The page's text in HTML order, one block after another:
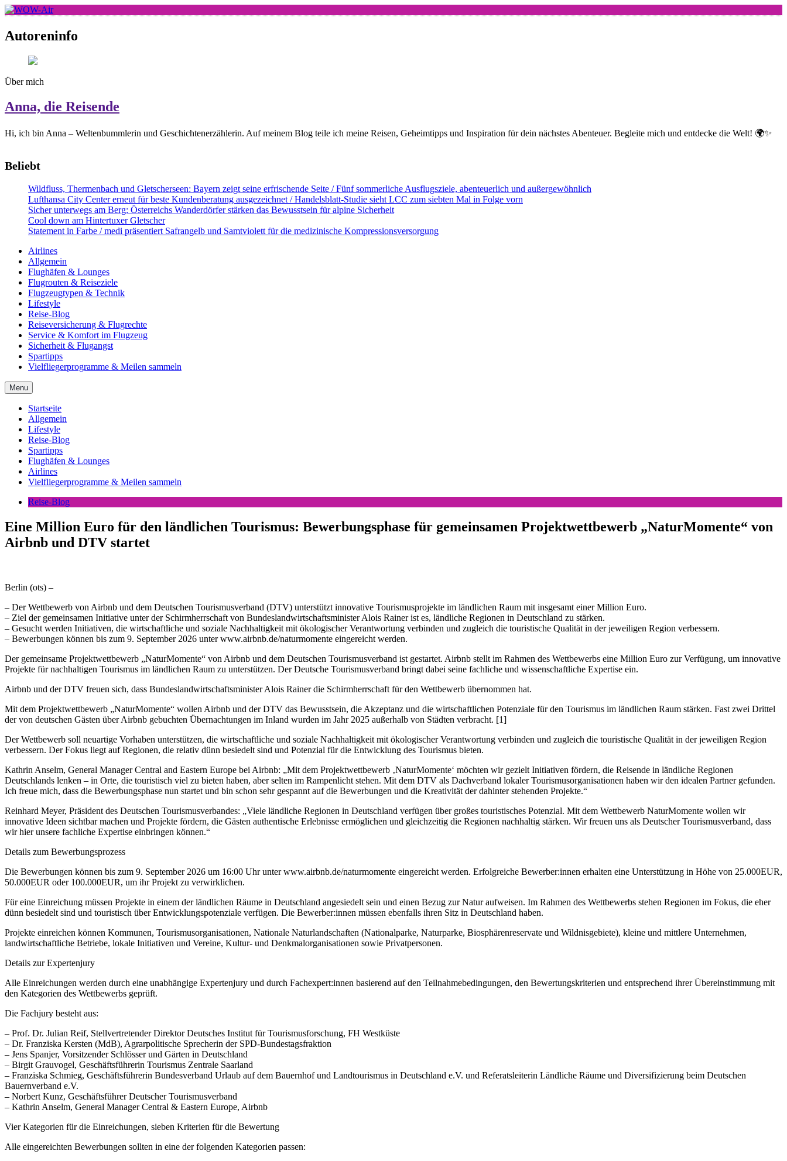
Skip
to
content
WOW-Air
Autoreninfo
Über mich
Anna, die Reisende
Hi, ich bin Anna – Weltenbummlerin und Geschichtenerzählerin. Auf meinem Blog teile ich meine Reisen, Geheimtipps und Inspiration für dein nächstes Abenteuer. Begleite mich und entdecke die Welt! 🌍✨
Beliebt
Wildfluss, Thermenbach und Gletscherseen: Bayern zeigt seine erfrischende Seite / Fünf sommerliche Ausflugsziele, abenteuerlich und außergewöhnlich
Lufthansa City Center erneut für beste Kundenberatung ausgezeichnet / Handelsblatt-Studie sieht LCC zum siebten Mal in Folge vorn
Sicher unterwegs am Berg: Österreichs Wanderdörfer stärken das Bewusstsein für alpine Sicherheit
Cool down am Hintertuxer Gletscher
Statement in Farbe / medi präsentiert Safrangelb und Samtviolett für die medizinische Kompressionsversorgung
Airlines
Allgemein
Flughäfen & Lounges
Flugrouten & Reiseziele
Flugzeugtypen & Technik
Lifestyle
Reise-Blog
Reiseversicherung & Flugrechte
Service & Komfort im Flugzeug
Sicherheit & Flugangst
Spartipps
Vielfliegerprogramme & Meilen sammeln
Menu
Startseite
Allgemein
Lifestyle
Reise-Blog
Spartipps
Flughäfen & Lounges
Airlines
Vielfliegerprogramme & Meilen sammeln
Reise-Blog
Eine Million Euro für den ländlichen Tourismus: Bewerbungsphase für gemeinsamen Projektwettbewerb „NaturMomente“ von
Airbnb und DTV startet
Berlin (ots) –
– Der Wettbewerb von Airbnb und dem Deutschen Tourismusverband (DTV) unterstützt innovative Tourismusprojekte im ländlichen Raum mit insgesamt einer Million Euro.
– Ziel der gemeinsamen Initiative unter der Schirmherrschaft von Bundeslandwirtschaftsminister Alois Rainer ist es, ländliche Regionen in Deutschland zu stärken.
– Gesucht werden Initiativen, die wirtschaftliche und soziale Nachhaltigkeit mit ökologischer Verantwortung verbinden und zugleich die touristische Qualität in der jeweiligen Region verbessern.
– Bewerbungen können bis zum 9. September 2026 unter www.airbnb.de/naturmomente eingereicht werden.
Der gemeinsame Projektwettbewerb „NaturMomente“ von Airbnb und dem Deutschen Tourismusverband ist gestartet. Airbnb stellt im Rahmen des Wettbewerbs eine Million Euro zur Verfügung, um innovative
Projekte für nachhaltigen Tourismus im ländlichen Raum zu unterstützen. Der Deutsche Tourismusverband bringt dabei seine fachliche und wissenschaftliche Expertise ein.
Airbnb und der DTV freuen sich, dass Bundeslandwirtschaftsminister Alois Rainer die Schirmherrschaft für den Wettbewerb übernommen hat.
Mit dem Projektwettbewerb „NaturMomente“ wollen Airbnb und der DTV das Bewusstsein, die Akzeptanz und die wirtschaftlichen Potenziale für den Tourismus im ländlichen Raum stärken. Fast zwei Drittel
der von deutschen Gästen über Airbnb gebuchten Übernachtungen im Inland wurden im Jahr 2025 außerhalb von Städten verbracht. [1]
Der Wettbewerb soll neuartige Vorhaben unterstützen, die wirtschaftliche und soziale Nachhaltigkeit mit ökologischer Verantwortung verbinden und zugleich die touristische Qualität in der jeweiligen Region
verbessern. Der Fokus liegt auf Regionen, die relativ dünn besiedelt sind und Potenzial für die Entwicklung des Tourismus bieten.
Kathrin Anselm, General Manager Central and Eastern Europe bei Airbnb: „Mit dem Projektwettbewerb ‚NaturMomente‘ möchten wir gezielt Initiativen fördern, die Reisende in ländliche Regionen
Deutschlands lenken – in Orte, die touristisch viel zu bieten haben, aber selten im Rampenlicht stehen. Mit dem DTV als Dachverband lokaler Tourismusorganisationen haben wir den idealen Partner gefunden.
Ich freue mich, dass die Bewerbungsphase nun startet und bin schon sehr gespannt auf die Bewerbungen und die Kreativität der dahinter stehenden Projekte.“
Reinhard Meyer, Präsident des Deutschen Tourismusverbandes: „Viele ländliche Regionen in Deutschland verfügen über großes touristisches Potenzial. Mit dem Wettbewerb NaturMomente wollen wir
innovative Ideen sichtbar machen und Projekte fördern, die Gästen authentische Erlebnisse ermöglichen und gleichzeitig die Regionen nachhaltig stärken. Wir freuen uns als Deutscher Tourismusverband, dass
wir hier unsere fachliche Expertise einbringen können.“
Details zum Bewerbungsprozess
Die Bewerbungen können bis zum 9. September 2026 um 16:00 Uhr unter www.airbnb.de/naturmomente eingereicht werden. Erfolgreiche Bewerber:innen erhalten eine Unterstützung in Höhe von 25.000EUR,
50.000EUR oder 100.000EUR, um ihr Projekt zu verwirklichen.
Für eine Einreichung müssen Projekte in einem der ländlichen Räume in Deutschland angesiedelt sein und einen Bezug zur Natur aufweisen. Im Rahmen des Wettbewerbs stehen Regionen im Fokus, die eher
dünn besiedelt sind und touristisch über Entwicklungspotenziale verfügen. Die Bewerber:innen müssen ebenfalls ihren Sitz in Deutschland haben.
Projekte einreichen können Kommunen, Tourismusorganisationen, Nationale Naturlandschaften (Nationalparke, Naturparke, Biosphärenreservate und Wildnisgebiete), kleine und mittlere Unternehmen,
landwirtschaftliche Betriebe, lokale Initiativen und Vereine, Kultur- und Denkmalorganisationen sowie Privatpersonen.
Details zur Expertenjury
Alle Einreichungen werden durch eine unabhängige Expertenjury und durch Fachexpert:innen basierend auf den Teilnahmebedingungen, den Bewertungskriterien und entsprechend ihrer Übereinstimmung mit
den Kategorien des Wettbewerbs geprüft.
Die Fachjury besteht aus:
– Prof. Dr. Julian Reif, Stellvertretender Direktor Deutsches Institut für Tourismusforschung, FH Westküste
– Dr. Franziska Kersten (MdB), Agrarpolitische Sprecherin der SPD-Bundestagsfraktion
– Jens Spanjer, Vorsitzender Schlösser und Gärten in Deutschland
– Birgit Grauvogel, Geschäftsführerin Tourismus Zentrale Saarland
– Franziska Schmieg, Geschäftsführerin Bundesverband Urlaub auf dem Bauernhof und Landtourismus in Deutschland e.V. und Referatsleiterin Ländliche Räume und Diversifizierung beim Deutschen
Bauernverband e.V.
– Norbert Kunz, Geschäftsführer Deutscher Tourismusverband
– Kathrin Anselm, General Manager Central & Eastern Europe, Airbnb
Vier Kategorien für die Einreichungen, sieben Kriterien für die Bewertung
Alle eingereichten Bewerbungen sollten in eine der folgenden Kategorien passen: